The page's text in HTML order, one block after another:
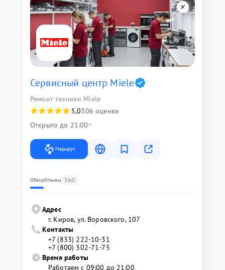
Сервисный центр Miele
Ремонт техники Miele
5,0306 оценки
Открыто до 21:00
Маршрут
ОбзорОтзывы 360
Адрес
г. Киров, ул. Воровского, 107
Контакты
+7 (833) 222-10-31
+7 (800) 302-71-75
Время работы
Работаем с 09:00 до 21:00